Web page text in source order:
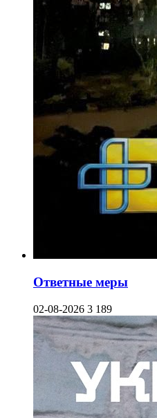
Ответные меры
02-08-2026 3 189